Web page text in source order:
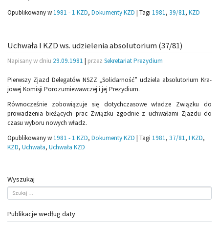
Opublikowany w 1981 - 1 KZD, Dokumenty KZD | Tagi 1981, 39/81, KZD
Uchwała I KZD ws. udzielenia absolutorium (37/81)
Napisany w dniu 29.09.1981 | przez Sekretariat Prezydium
Pierwszy Zjazd Delegatów NSZZ „Solidarność” udziela absolutorium Kra­
jowej Komisji Porozumiewawczej i jej Prezydium.
Równocześnie zobowiązuje się dotychczasowe władze Związku do
prowa­dzenia bieżących prac Związku zgodnie z uchwałami Zjazdu do
czasu wy­boru nowych władz.
Opublikowany w 1981 - 1 KZD, Dokumenty KZD | Tagi 1981, 37/81, I KZD,
KZD, Uchwała, Uchwała KZD
Wyszukaj
Publikacje według daty